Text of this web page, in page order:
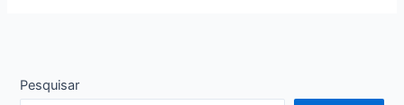
Pesquisar